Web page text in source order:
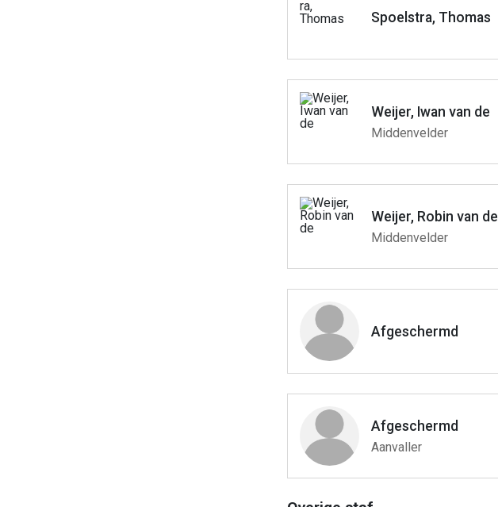
Spoelstra, Thomas
Weijer, Iwan van de
Middenvelder
Weijer, Robin van de
Middenvelder
Afgeschermd
Afgeschermd
Aanvaller